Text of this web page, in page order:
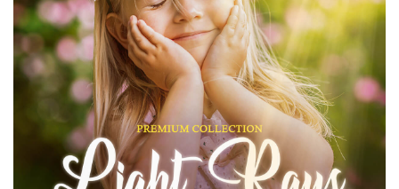
선택 해주세요
Free Photoshop Overlay #12
Small 800*533px